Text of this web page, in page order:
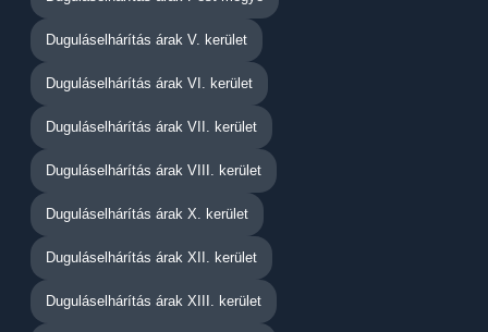
Duguláselhárítás árak V. kerület
Duguláselhárítás árak VI. kerület
Duguláselhárítás árak VII. kerület
Duguláselhárítás árak VIII. kerület
Duguláselhárítás árak X. kerület
Duguláselhárítás árak XII. kerület
Duguláselhárítás árak XIII. kerület